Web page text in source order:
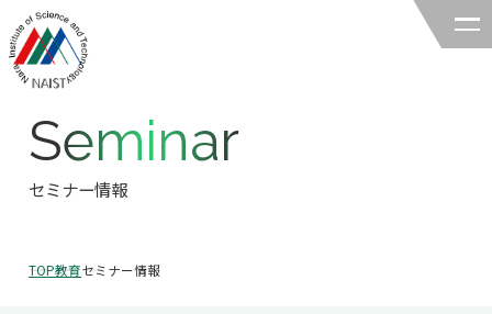
奈良先端科学技術大学院大学
Seminar
セミナー情報
TOP教育セミナー情報